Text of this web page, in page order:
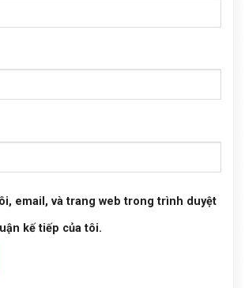
email, và trang web trong trình duyệt
kế tiếp của tôi.